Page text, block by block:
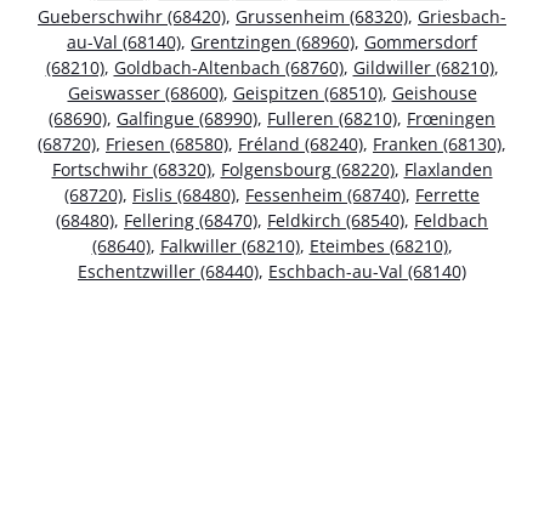
Gueberschwihr (68420), Grussenheim (68320), Griesbach-
au-Val (68140), Grentzingen (68960), Gommersdorf
(68210), Goldbach-Altenbach (68760), Gildwiller (68210),
Geiswasser (68600), Geispitzen (68510), Geishouse
(68690), Galfingue (68990), Fulleren (68210), Frœningen
(68720), Friesen (68580), Fréland (68240), Franken (68130),
Fortschwihr (68320), Folgensbourg (68220), Flaxlanden
(68720), Fislis (68480), Fessenheim (68740), Ferrette
(68480), Fellering (68470), Feldkirch (68540), Feldbach
(68640), Falkwiller (68210), Eteimbes (68210),
Eschentzwiller (68440), Eschbach-au-Val (68140)